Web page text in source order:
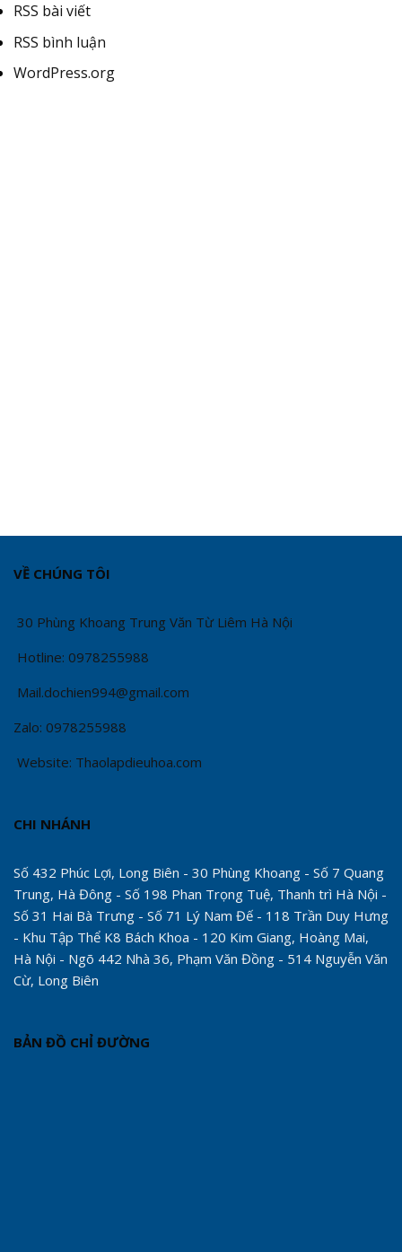
RSS bài viết
RSS bình luận
WordPress.org
VỀ CHÚNG TÔI
30 Phùng Khoang Trung Văn Từ Liêm Hà Nội
Hotline: 0978255988
Mail.dochien994@gmail.com
Zalo: 0978255988
Website: Thaolapdieuhoa.com
CHI NHÁNH
Số 432 Phúc Lợi, Long Biên - 30 Phùng Khoang - Số 7 Quang
Trung, Hà Đông - Số 198 Phan Trọng Tuệ, Thanh trì Hà Nội -
Số 31 Hai Bà Trưng - Số 71 Lý Nam Đế - 118 Trần Duy Hưng
- Khu Tập Thể K8 Bách Khoa - 120 Kim Giang, Hoàng Mai,
Hà Nội - Ngõ 442 Nhà 36, Phạm Văn Đồng - 514 Nguyễn Văn
Cừ, Long Biên
BẢN ĐỒ CHỈ ĐƯỜNG